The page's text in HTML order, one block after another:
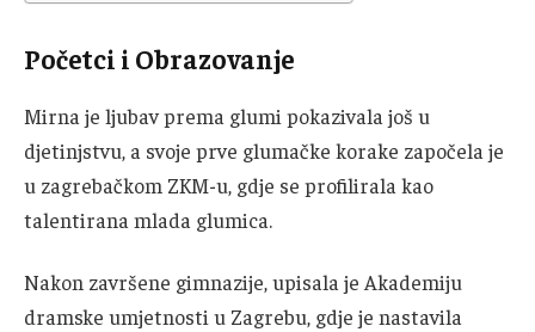
Početci i Obrazovanje
Mirna je ljubav prema glumi pokazivala još u
djetinjstvu, a svoje prve glumačke korake započela je
u zagrebačkom ZKM-u, gdje se profilirala kao
talentirana mlada glumica.
Nakon završene gimnazije, upisala je Akademiju
dramske umjetnosti u Zagrebu, gdje je nastavila